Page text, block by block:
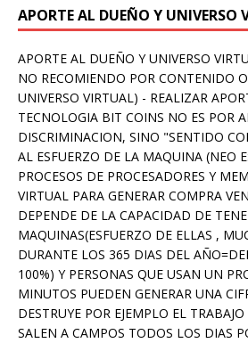
APORTE AL DUEÑO Y UNIVERSO
APORTE AL DUEÑO Y UNIVERSO
NO RECOMIENDO POR CONTENIDO
UNIVERSO VIRTUAL) - REALIZAR
TECNOLOGIA BIT COINS NO ES POR
DISCRIMINACION, SINO "SENTIDO
AL ESFUERZO DE LA MAQUINA (NEO
PROCESOS DE PROCESADORES Y
VIRTUAL PARA GENERAR COMPRA
DEPENDE DE LA CAPACIDAD DE
MAQUINAS(ESFUERZO DE ELLAS ,
DURANTE LOS 365 DIAS DEL
100%) Y PERSONAS QUE USAN UN
MINUTOS PUEDEN GENERAR UNA
DESTRUYE POR EJEMPLO EL
SALEN A CAMPOS TODOS LOS DIAS